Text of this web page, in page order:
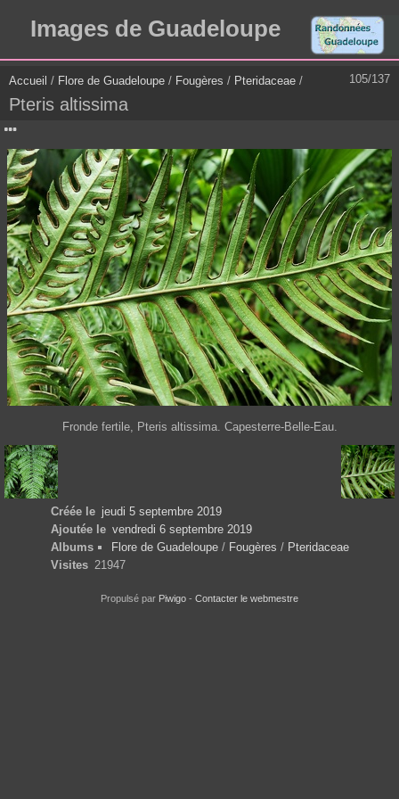
Images de Guadeloupe
105/137
Accueil / Flore de Guadeloupe / Fougères / Pteridaceae /
Pteris altissima
Fronde fertile, Pteris altissima. Capesterre-Belle-Eau.
Créée le jeudi 5 septembre 2019
Ajoutée le vendredi 6 septembre 2019
Albums
Flore de Guadeloupe/ Fougères / Pteridaceae
Visites 21947
Propulsé par Piwigo - Contacter le webmestre